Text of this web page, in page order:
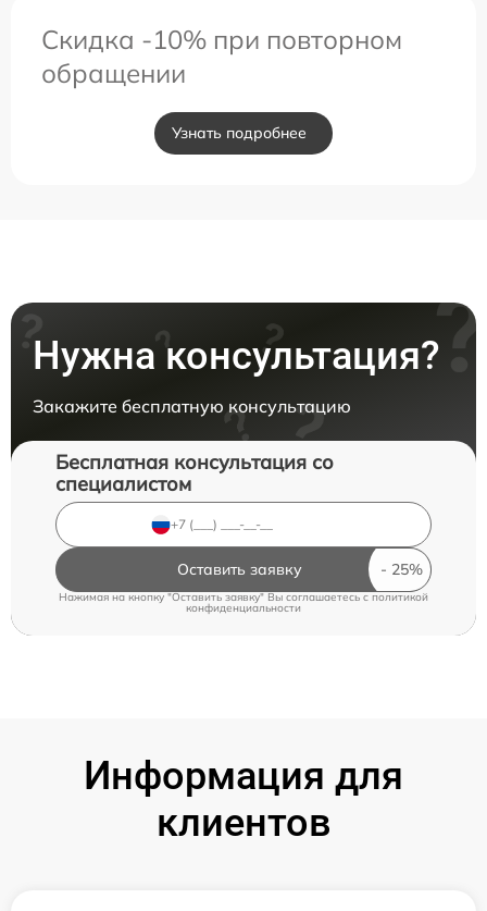
Скидка -10% при повторном
обращении
Узнать подробнее
Нужна консультация?
Закажите бесплатную консультацию
Бесплатная консультация со
специалистом
Оставить заявку
Нажимая на кнопку "Оставить заявку" Вы соглашаетесь cполитикой
конфиденциальности
Информация для
клиентов